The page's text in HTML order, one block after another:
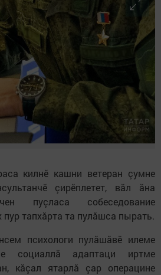
килнӗ кашни ветеран çумне
çирӗплетет, вăл ăна
пуçласа собеседование
пур тапхăрта та пулăшса пырать.
психологи пулăшăвӗ илеме
социаллă адаптаци иртме
кăçал ятарлă çар операцине